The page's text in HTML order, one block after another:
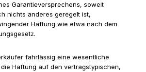
Garantieversprechens, soweit
nichts anderes geregelt ist,
Haftung wie etwa nach dem
fahrlässig eine wesentliche
Haftung auf den vertragstypischen,